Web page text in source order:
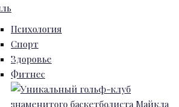
Психология
Спорт
Здоровье
Фитнес